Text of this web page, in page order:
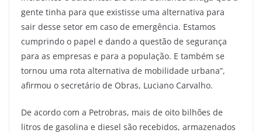
gente tinha para que existisse uma alternativa para
sair desse setor em caso de emergência. Estamos
cumprindo o papel e dando a questão de segurança
para as empresas e para a população. E também se
tornou uma rota alternativa de mobilidade urbana”,
afirmou o secretário de Obras, Luciano Carvalho.
De acordo com a Petrobras, mais de oito bilhões de
litros de gasolina e diesel são recebidos, armazenados